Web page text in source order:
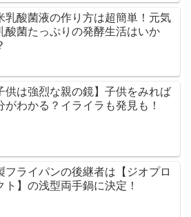
乳酸菌液の作り方は超簡単！元気
酸菌たっぷりの発酵生活はいか
供は強烈な親の鏡】子供をみれば
がわかる？イライラも発見も！
フライパンの後継者は【ジオプロ
ト】の浅型両手鍋に決定！